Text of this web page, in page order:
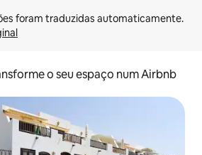
o seu espaço num Airbnb